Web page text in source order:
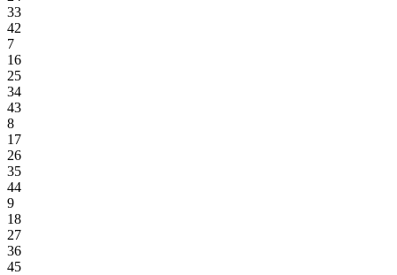
33
42
7
16
25
34
43
8
17
26
35
44
9
18
27
36
45